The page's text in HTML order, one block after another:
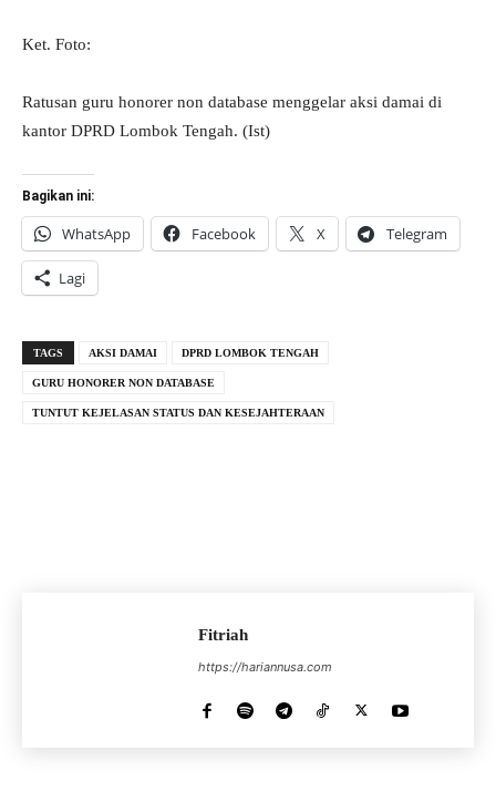
Ket. Foto:
Ratusan guru honorer non database menggelar aksi damai di
kantor DPRD Lombok Tengah. (Ist)
Bagikan ini:
WhatsApp Facebook X Telegram
Lagi
TAGS AKSI DAMAI DPRD LOMBOK TENGAH
GURU HONORER NON DATABASE
TUNTUT KEJELASAN STATUS DAN KESEJAHTERAAN
Fitriah
https://hariannusa.com